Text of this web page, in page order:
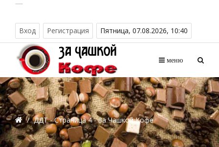
Вход Регистрация Пятница, 07.08.2026, 10:40
меню
/ ДДТ - Страница 4 - За Чашкой Кофе